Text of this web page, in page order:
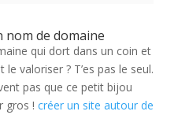
de domaine
qui dort dans un coin et
valoriser ? T’es pas le seul.
pas que ce petit bijou
gros ! créer un site autour de